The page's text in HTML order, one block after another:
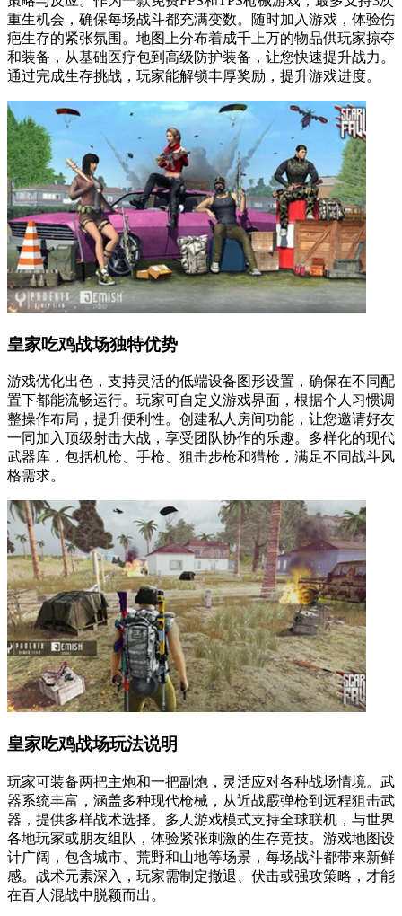
重生机会，确保每场战斗都充满变数。随时加入游戏，体验伤
疤生存的紧张氛围。地图上分布着成千上万的物品供玩家掠夺
和装备，从基础医疗包到高级防护装备，让您快速提升战力。
通过完成生存挑战，玩家能解锁丰厚奖励，提升游戏进度。
皇家吃鸡战场独特优势
游戏优化出色，支持灵活的低端设备图形设置，确保在不同配
置下都能流畅运行。玩家可自定义游戏界面，根据个人习惯调
整操作布局，提升便利性。创建私人房间功能，让您邀请好友
一同加入顶级射击大战，享受团队协作的乐趣。多样化的现代
武器库，包括机枪、手枪、狙击步枪和猎枪，满足不同战斗风
格需求。
皇家吃鸡战场玩法说明
玩家可装备两把主炮和一把副炮，灵活应对各种战场情境。武
器系统丰富，涵盖多种现代枪械，从近战霰弹枪到远程狙击武
器，提供多样战术选择。多人游戏模式支持全球联机，与世界
各地玩家或朋友组队，体验紧张刺激的生存竞技。游戏地图设
计广阔，包含城市、荒野和山地等场景，每场战斗都带来新鲜
感。战术元素深入，玩家需制定撤退、伏击或强攻策略，才能
在百人混战中脱颖而出。